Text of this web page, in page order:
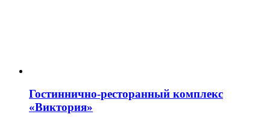
Гостиннично-ресторанный комплекс
«Виктория»